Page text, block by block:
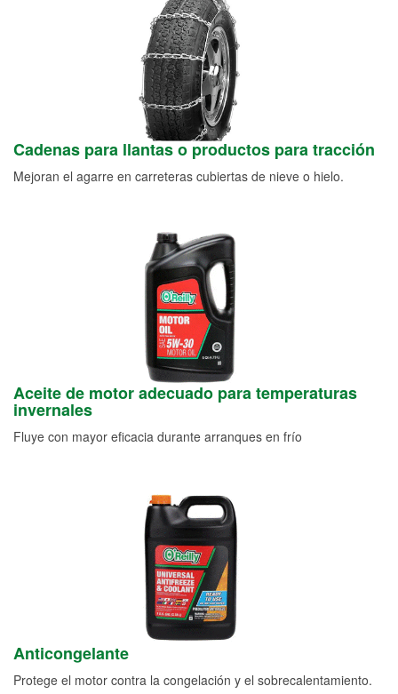
Cadenas para llantas o productos para tracción
Mejoran el agarre en carreteras cubiertas de nieve o hielo.
Aceite de motor adecuado para temperaturas
invernales
Fluye con mayor eficacia durante arranques en frío
Anticongelante
Protege el motor contra la congelación y el sobrecalentamiento.